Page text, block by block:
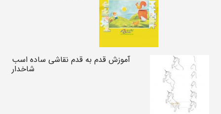
آموزش قدم به قدم نقاشی ساده اسب
شاخدار